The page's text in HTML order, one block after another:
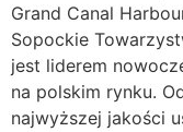
Grand Canal
Sopockie
jest liderem
na polskim rynku.
najwyższej jakości